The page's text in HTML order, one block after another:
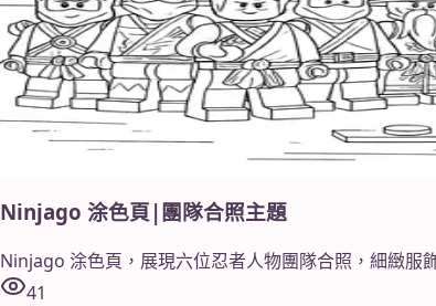
Ninjago 涂色頁|團隊合照主題
Ninjago 涂色頁，展現六位忍者人物團隊合照，細緻服
41